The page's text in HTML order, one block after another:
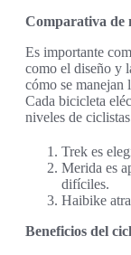
Comparativa de
Es importante
como el diseño y
cómo se manejan
Cada bicicleta
niveles de
Trek es
Merida es
difíciles.
Haibike
Beneficios del